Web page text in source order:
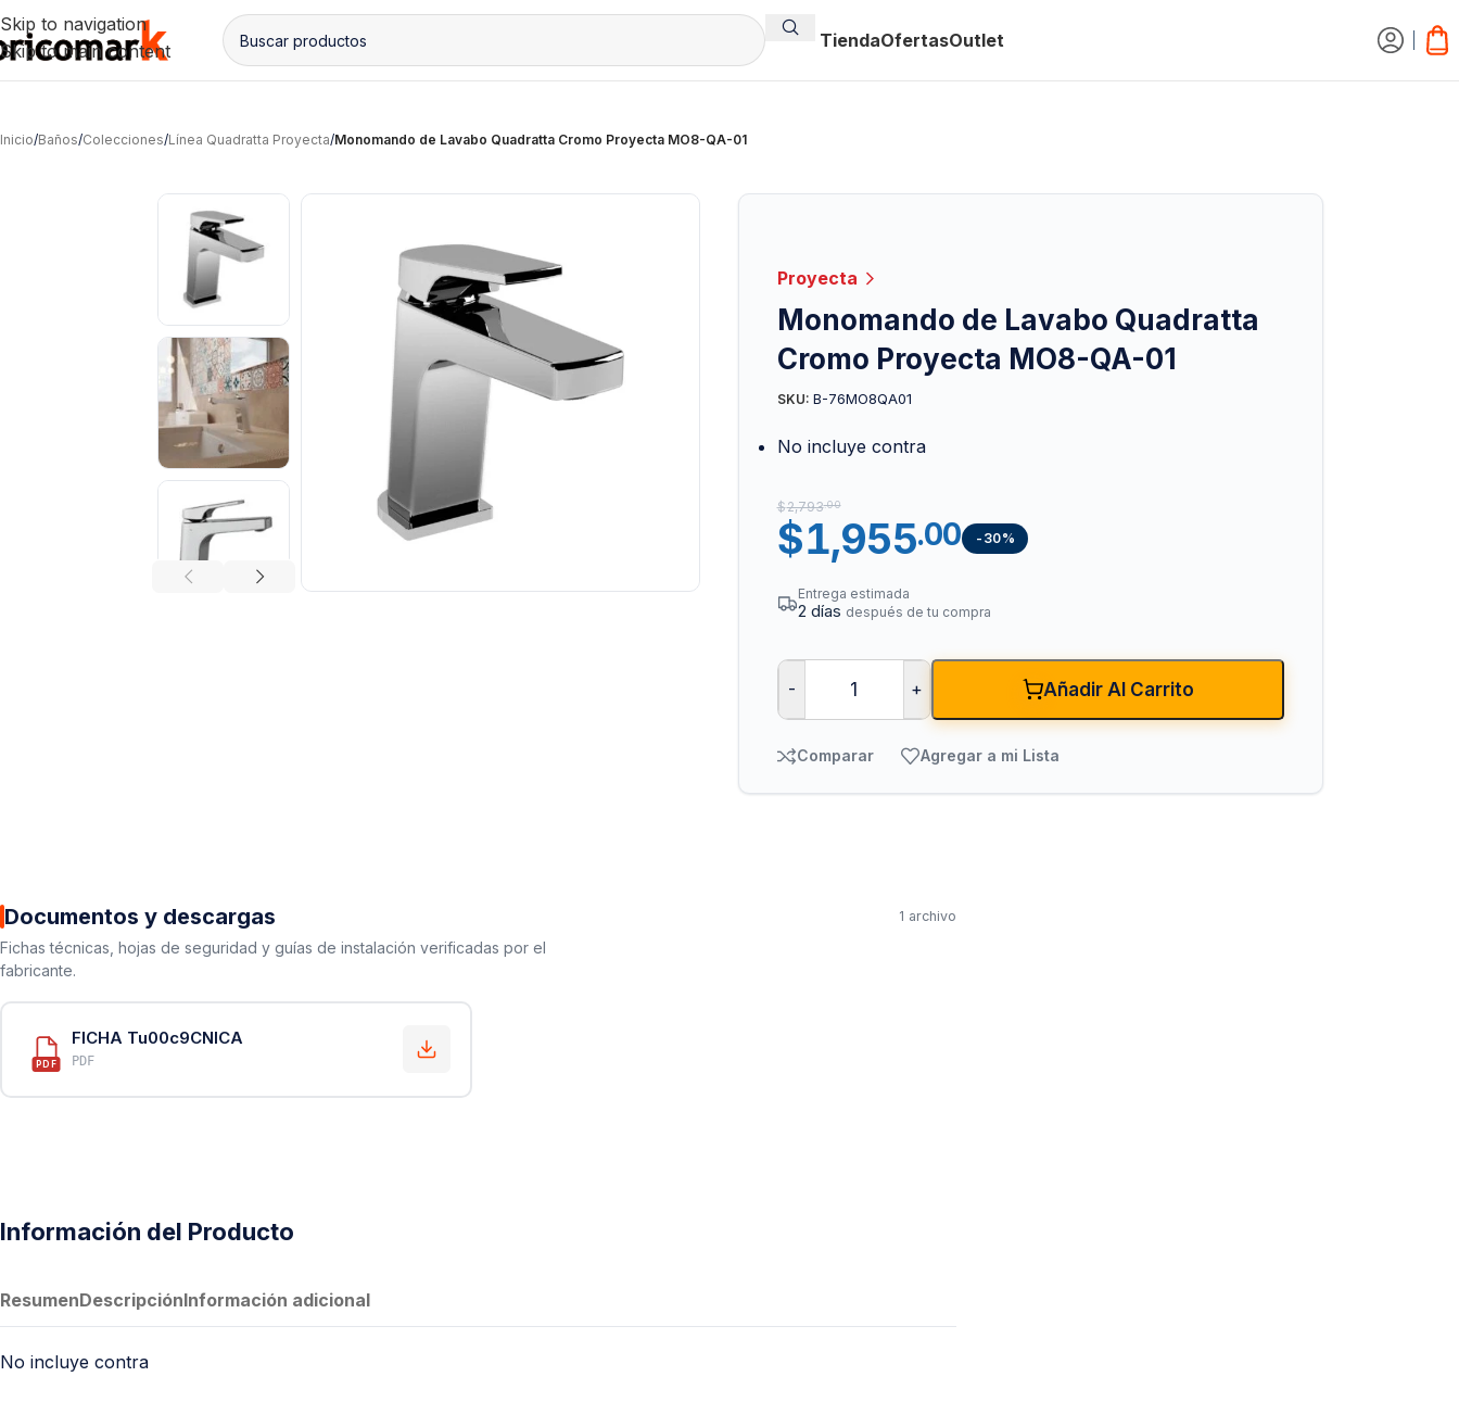
Skip to navigation
Skip to main content
Tienda
Tuberías y Conexiones
Cobre y Latón
Sistemas Contra Incendio
PVC Hidráulico
Bombas para Agua
Centrífugas y Periféricas
OfertasOutlet
Inicio/Baños/Colecciones/Línea Quadratta Proyecta/Monomando de Lavabo Quadratta Cromo Proyecta MO8-QA-01
Proyecta
Monomando de Lavabo Quadratta
Cromo Proyecta MO8-QA-01
SKU: B-76MO8QA01
No incluye contra
$2,793.00
$1,955.00 -30%
Entrega estimada
2 días después de tu compra
- + Añadir Al Carrito
Comparar Agregar a mi Lista
Documentos y descargas 1 archivo
Fichas técnicas, hojas de seguridad y guías de instalación verificadas por el
fabricante.
PDF
FICHA Tu00c9CNICA
PDF
Información del Producto
ResumenDescripciónInformación adicional
No incluye contra